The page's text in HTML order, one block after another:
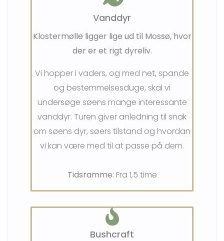
Vanddyr
Klostermølle ligger lige ud til Mossø, hvor
der er et rigt dyreliv.
Vi hopper i vaders, og med net, spande
og bestemmelsesduge, skal vi
undersøge søens mange interessante
vanddyr. Turen giver anledning til snak
om søens dyr, søers tilstand og hvordan
vi kan være med til at passe på dem.
Tidsramme: Fra 1,5 time
Bushcraft